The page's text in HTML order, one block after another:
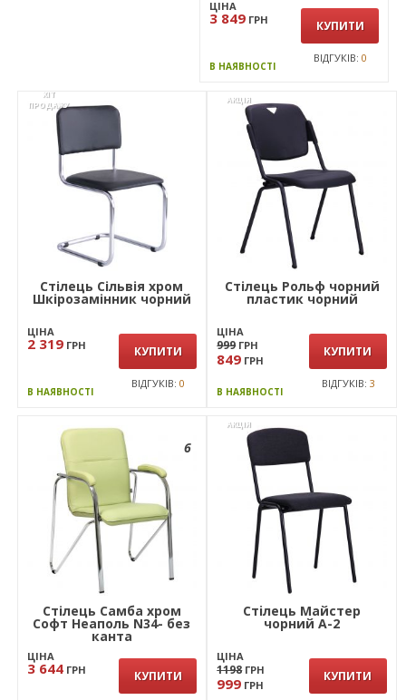
ЦІНА
3 849 ГРН КУПИТИ
В НАЯВНОСТІ
ВІДГУКІВ:0
ХІТ
ПРОДАЖУ
Стілець Сільвія хром
Шкірозамінник чорний
ЦІНА
2 319 ГРН КУПИТИ
В НАЯВНОСТІ
ВІДГУКІВ:0
АКЦІЯ
Стілець Рольф чорний
пластик чорний
ЦІНА
999 ГРН
849 ГРН
КУПИТИ
В НАЯВНОСТІ
ВІДГУКІВ: 3
6
Стілець Самба хром
Софт Неаполь N34- без
канта
ЦІНА
3 644 ГРН КУПИТИ
АКЦІЯ
Стiлець Майстер
чорний А-2
ЦІНА
1198 ГРН
999 ГРН
КУПИТИ